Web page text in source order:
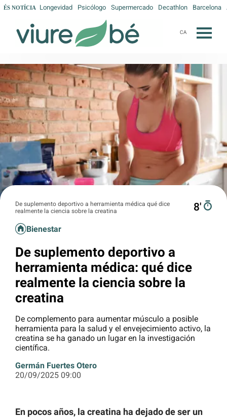
ÉS NOTÍCIA Longevidad Psicólogo Supermercado Decathlon Barcelona
CA
De suplemento deportivo a herramienta médica qué dice
realmente la ciencia sobre la creatina
8′
Bienestar
De suplemento deportivo a
herramienta médica: qué dice
realmente la ciencia sobre la
creatina
De complemento para aumentar músculo a posible
herramienta para la salud y el envejecimiento activo, la
creatina se ha ganado un lugar en la investigación
científica.
Germán Fuertes Otero
20/09/2025 09:00
En pocos años, la creatina ha dejado de ser un